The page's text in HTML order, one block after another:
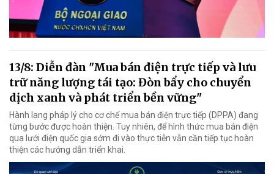
13/8: Diễn đàn "Mua bán điện trực tiếp và lưu
trữ năng lượng tái tạo: Đòn bẩy cho chuyển
dịch xanh và phát triển bền vững"
Hành lang pháp lý cho cơ chế mua bán điện trực tiếp (DPPA) đang
từng bước được hoàn thiện. Tuy nhiên, để hình thức mua bán điện
qua lưới điện quốc gia sớm đi vào thực tiễn vẫn cần tiếp tục hoàn
thiện các hướng dẫn triển khai.